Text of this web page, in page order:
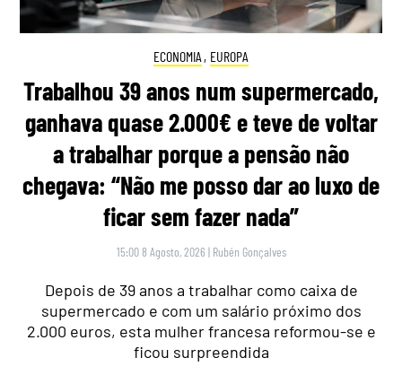
ECONOMIA , EUROPA
Trabalhou 39 anos num supermercado,
ganhava quase 2.000€ e teve de voltar
a trabalhar porque a pensão não
chegava: “Não me posso dar ao luxo de
ficar sem fazer nada”
15:00 8 Agosto, 2026 | Rubén Gonçalves
Depois de 39 anos a trabalhar como caixa de
supermercado e com um salário próximo dos
2.000 euros, esta mulher francesa reformou-se e
ficou surpreendida